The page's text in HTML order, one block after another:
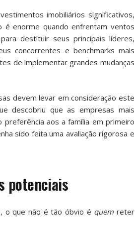
imobiliários significativos,
enorme quando enfrentam ventos
destituir seus principais líderes,
concorrentes e benchmarks mais
de implementar grandes mudanças
devem levar em consideração este
descobriu que as empresas mais
preferência aos a família em primeiro
sido feita uma avaliação rigorosa e
potenciais
o que não é tão óbvio é quem reter